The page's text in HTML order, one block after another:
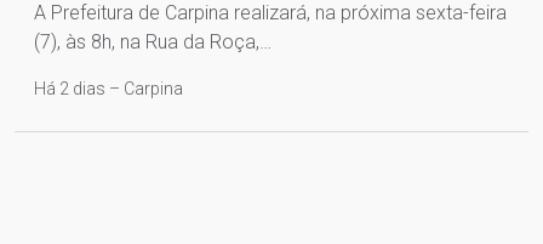
A Prefeitura de Carpina realizará, na próxima sexta-feira
(7), às 8h, na Rua da Roça,…
Há 2 dias – Carpina